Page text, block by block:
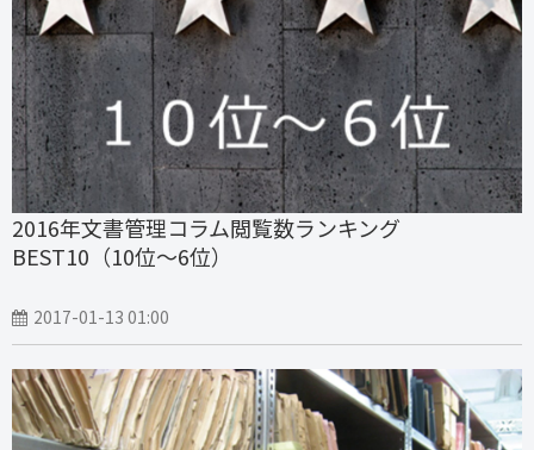
2016年文書管理コラム閲覧数ランキング
BEST10（10位～6位）
2017-01-13 01:00